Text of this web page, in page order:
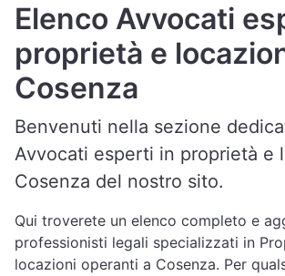
Elenco Avvocati
proprietà e
Cosenza
Benvenuti nella sezione
Avvocati esperti in proprietà e
Cosenza del nostro sito.
Qui troverete un elenco completo e
professionisti legali specializzati in
locazioni operanti a Cosenza. Per